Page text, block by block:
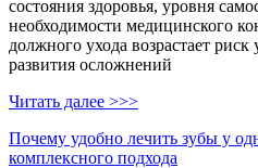
состояния здоровья, уровня
необходимости медицинского
должного ухода возрастает
развития осложнений
Читать далее >>>
Почему удобно лечить зубы у
комплексного подхода